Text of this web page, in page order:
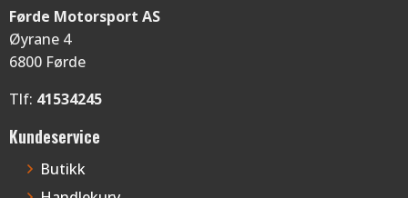
Førde Motorsport AS
Øyrane 4
6800 Førde
Tlf: 41534245
Kundeservice
Butikk